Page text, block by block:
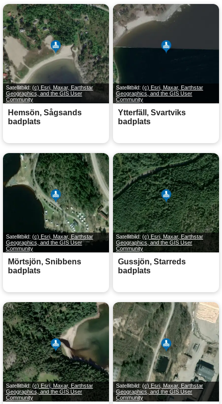
Satellitbild: (c) Esri, Maxar, Earthstar
Geographics, and the GIS User
Community
Hemsön, Sågsands
badplats
Satellitbild: (c) Esri, Maxar, Earthstar
Geographics, and the GIS User
Community
Ytterfäll, Svartviks
badplats
Satellitbild: (c) Esri, Maxar, Earthstar
Geographics, and the GIS User
Community
Mörtsjön, Snibbens
badplats
Satellitbild: (c) Esri, Maxar, Earthstar
Geographics, and the GIS User
Community
Gussjön, Starreds
badplats
Satellitbild:(c) Esri, Maxar, Earthstar
Geographics, and the GIS User
Community
Satellitbild: (c) Esri, Maxar, Earthstar
Geographics, and the GIS User
Community